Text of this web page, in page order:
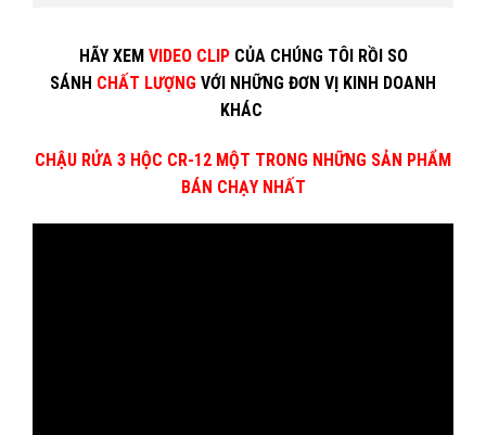
HÃY XEM VIDEO CLIPCỦA CHÚNG TÔI RỒI SO
SÁNH CHẤT LƯỢNG VỚI NHỮNG ĐƠN VỊ KINH DOANH
KHÁC
CHẬU RỬA 3 HỘC CR-12 MỘT TRONG NHỮNG SẢN PHẨM
BÁN CHẠY NHẤT